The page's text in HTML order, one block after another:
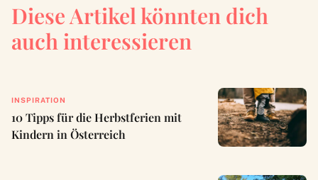
Diese Artikel könnten dich
auch interessieren
INSPIRATION
10 Tipps für die Herbstferien mit
Kindern in Österreich